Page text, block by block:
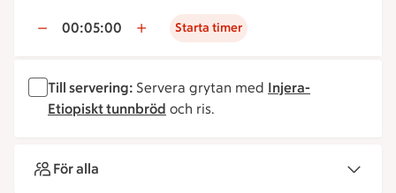
00:05:00 Starta timer
Till servering: Servera grytan med Injera-
Etiopiskt tunnbröd och ris.
För alla